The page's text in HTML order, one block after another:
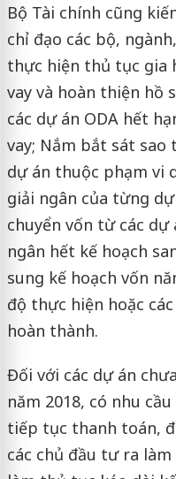
Bộ Tài chính cũng
chỉ đạo các bộ,
thực hiện thủ tục gia
vay và hoàn thiện hồ
các dự án ODA hết
vay; Nắm bắt sát sao
dự án thuộc phạm vi
giải ngân của từng
chuyển vốn từ các dự
ngân hết kế hoạch
sung kế hoạch vốn
độ thực hiện hoặc
hoàn thành.
Đối với các dự án
năm 2018, có nhu
tiếp tục thanh toán,
các chủ đầu tư ra